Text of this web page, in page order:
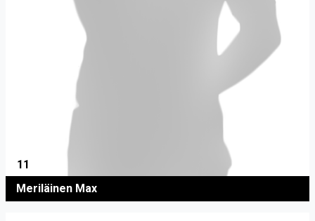
11
Meriläinen Max